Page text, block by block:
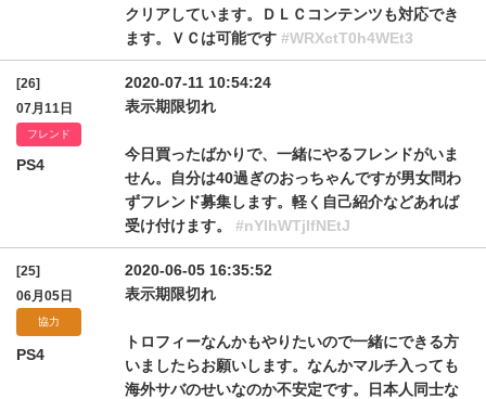
クリアしています。ＤＬＣコンテンツも対応でき
ます。ＶＣは可能です #WRXctT0h4WEt3
[26]
07月11日
フレンド
PS4
2020-07-11 10:54:24
表示期限切れ
今日買ったばかりで、一緒にやるフレンドがいま
せん。自分は40過ぎのおっちゃんですが男女問わ
ずフレンド募集します。軽く自己紹介などあれば
受け付けます。 #nYlhWTjlfNEtJ
[25]
06月05日
協力
PS4
2020-06-05 16:35:52
表示期限切れ
トロフィーなんかもやりたいので一緒にできる方
いましたらお願いします。なんかマルチ入っても
海外サバのせいなのか不安定です。日本人同士な